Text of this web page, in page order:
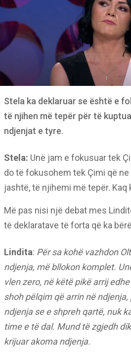
Stela ka deklaruar se është e
të njihen më tepër për të
ndjenjat e tyre.
Stela: Unë jam e fokusuar tek
do të fokusohem tek Çimi që
jashtë, të njihemi më tepër. Kaq
Më pas nisi një debat mes
të deklaratave të forta që ka
Lindita: Për sa kohë vazhdon
ndjenja, më bllokon komplet.
vlen zero, në këtë pikë arrij
shoh pëlqim që arrin në
ndjenja se e shpreh qartë, nuk
time e të dal. Mund të zgjedh
krijuar akoma ndjenja.